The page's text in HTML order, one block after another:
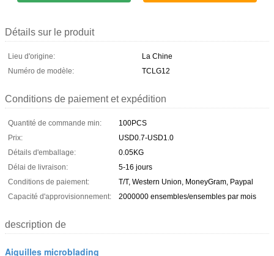
Détails sur le produit
Lieu d'origine:
La Chine
Numéro de modèle:
TCLG12
Conditions de paiement et expédition
Quantité de commande min:
100PCS
Prix:
USD0.7-USD1.0
Détails d'emballage:
0.05KG
Délai de livraison:
5-16 jours
Conditions de paiement:
T/T, Western Union, MoneyGram, Paypal
Capacité d'approvisionnement:
2000000 ensembles/ensembles par mois
description de
Aiguilles microblading